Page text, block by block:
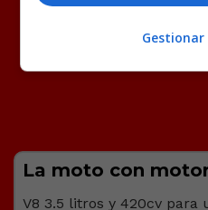
La moto con
V8 3.5 litros y 420cv para
Gestionar